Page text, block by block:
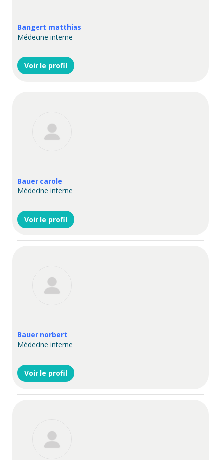
Bangert matthias
Médecine interne
Voir le profil
Bauer carole
Médecine interne
Voir le profil
Bauer norbert
Médecine interne
Voir le profil